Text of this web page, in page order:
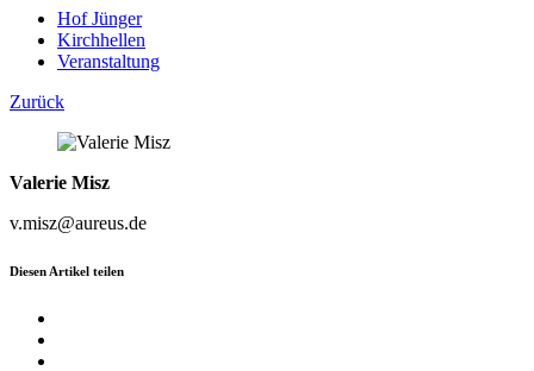
Hof Jünger
Kirchhellen
Veranstaltung
Zurück
Valerie Misz
v.misz@aureus.de
Diesen Artikel teilen